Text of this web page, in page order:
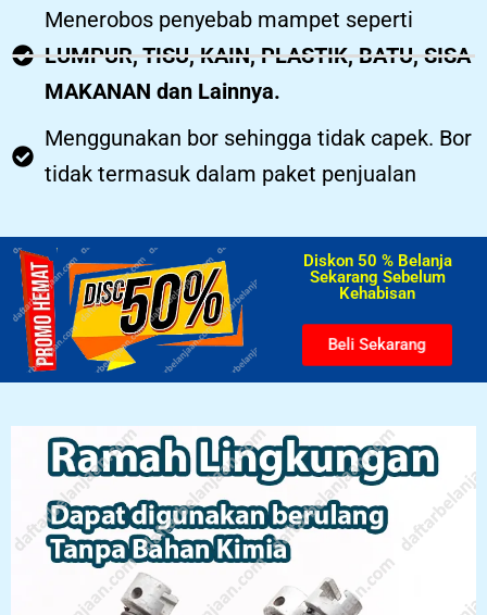
Menerobos penyebab mampet seperti
LUMPUR, TISU, KAIN, PLASTIK, BATU, SISA
MAKANAN dan Lainnya.
Menggunakan bor sehingga tidak capek. Bor
tidak termasuk dalam paket penjualan
Diskon 50 % Belanja
Sekarang Sebelum
Kehabisan​
Beli Sekarang